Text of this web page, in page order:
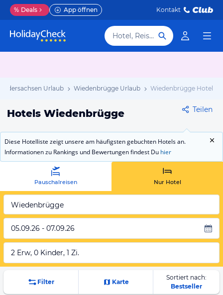
% Deals App öffnen Kontakt
Hotel, Reiseziel
Urlaub Wiedenbrügge Urlaub Wiedenbrügge Hotels
Hotels Wiedenbrügge Teilen
Diese Hotelliste zeigt unsere am häufigsten gebuchten Hotels an.
Informationen zu Rankings und Bewertungen findest Du hier
Pauschalreisen Nur Hotel
Wiedenbrügge
05.09.26 - 07.09.26
2 Erw, 0 Kinder, 1 Zi.
Filter Karte
Sortiert nach:
Bestseller